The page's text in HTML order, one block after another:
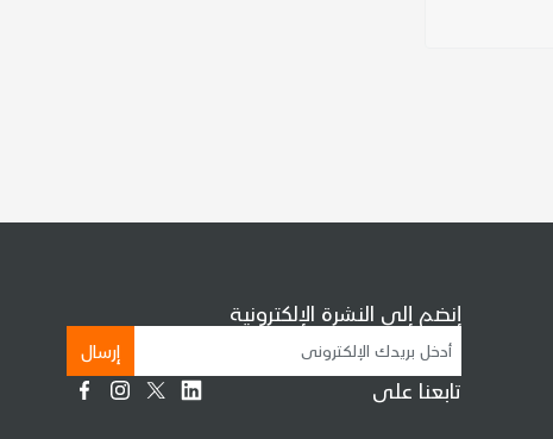
إنضم إلى النشرة الإلكترونية
إرسال
تابعنا على